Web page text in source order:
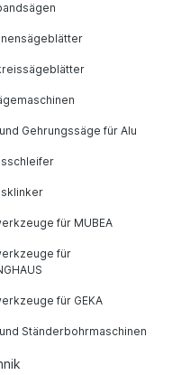
Gehrungssäge für Alu
für MUBEA
für
für GEKA
Ständerbohrmaschinen